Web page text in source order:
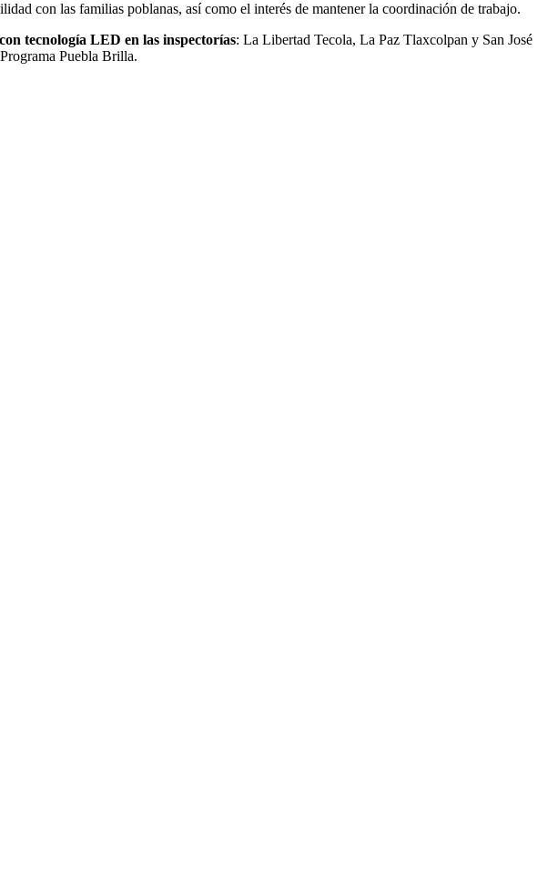
con las familias poblanas, así como el interés de mantener la coordinación de trabajo.
tecnología LED en las inspectorías: La Libertad Tecola, La Paz Tlaxcolpan y San José
Puebla Brilla.